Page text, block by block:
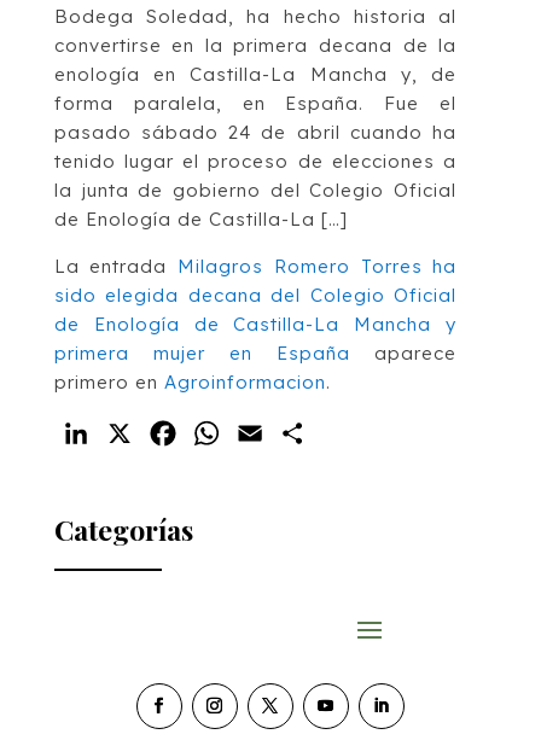
Bodega Soledad, ha hecho historia al
convertirse en la primera decana de la
enología en Castilla-La Mancha y, de
forma paralela, en España. Fue el
pasado sábado 24 de abril cuando ha
tenido lugar el proceso de elecciones a
la junta de gobierno del Colegio Oficial
de Enología de Castilla-La […]
La entrada Milagros Romero Torres ha
sido elegida decana del Colegio Oficial
de Enología de Castilla-La Mancha y
primera mujer en España
aparece
primero en Agroinformacion.
LinkedIn FacebookWhatsApp
Email
Categorías